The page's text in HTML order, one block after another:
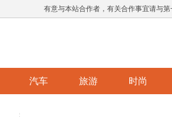
有意与本站合作者，有关合作事宜请与
汽车 旅游 时尚